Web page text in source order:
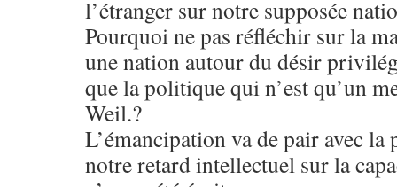
l’étranger sur notre supposée
Pourquoi ne pas réfléchir sur la
une nation autour du désir
que la politique qui n’est qu’un
Weil.?
L’émancipation va de pair avec la
notre retard intellectuel sur la